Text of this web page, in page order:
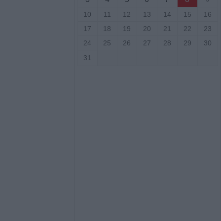
10
11 12 13 14 15
16
17
18 19 20 21 22
23
24
25 26 27 28 29
30
31